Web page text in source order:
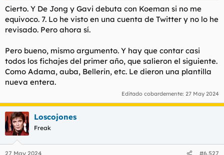
a
Cierto. Y De Jong y Gavi debuta con Koeman si no me
equivoco. 7. Lo he visto en una cuenta de Twitter y no lo he
revisado. Pero ahora sí.
Pero bueno, mismo argumento. Y hay que contar casi
todos los fichajes del primer año, que salieron el siguiente.
Como Adama, auba, Bellerin, etc. Le dieron una plantilla
nueva entera.
Editado cobardemente: 27 May 2024
Loscojones
Freak
27 May 2024 #6.527